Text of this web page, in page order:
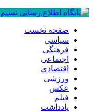
صفحه نخست
سیاسی
فرهنگی
اجتماعی
اقتصادی
ورزشی
عکس
فیلم
یادداشت